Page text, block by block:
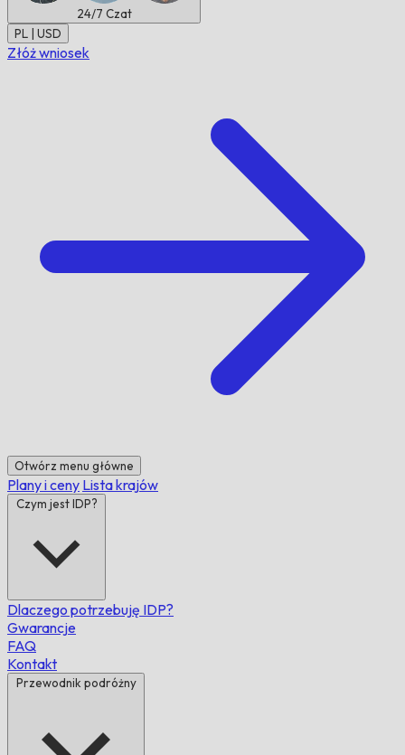
24/7 Czat
PL | USD
Złóż wniosek
Otwórz menu główne
Plany i ceny Lista krajów
Czym jest IDP?
Dlaczego potrzebuję IDP?
Gwarancje
FAQ
Kontakt
Przewodnik podróżny